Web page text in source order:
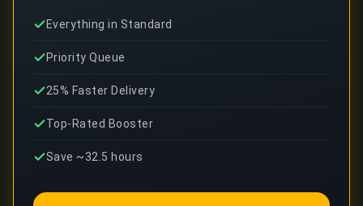
Everything in Standard
Priority Queue
25% Faster Delivery
Top-Rated Booster
Save ~32.5 hours